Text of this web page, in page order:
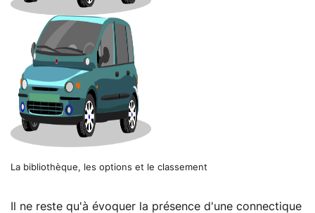
La bibliothèque, les options et le classement
Il ne reste qu'à évoquer la présence d'une connectique